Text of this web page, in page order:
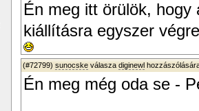
Én meg itt örülök, hogy
kiállításra egyszer
(#72799) sunocske válasza diginewl
Én meg még oda se -